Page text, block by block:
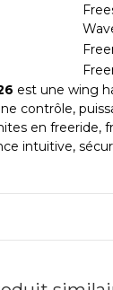
est une wing
contrôle,
en freeride,
intuitive,